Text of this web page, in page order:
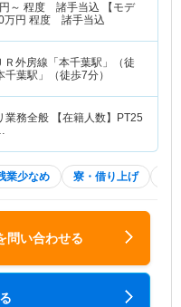
～ 程度 諸手当込 【モデ
万円 程度 諸手当込
Ｒ外房線「本千葉駅」（徒
葉駅」（徒歩7分）
業務全般 【在籍人数】PT25
業少なめ 寮・借り上げ
問い合わせる